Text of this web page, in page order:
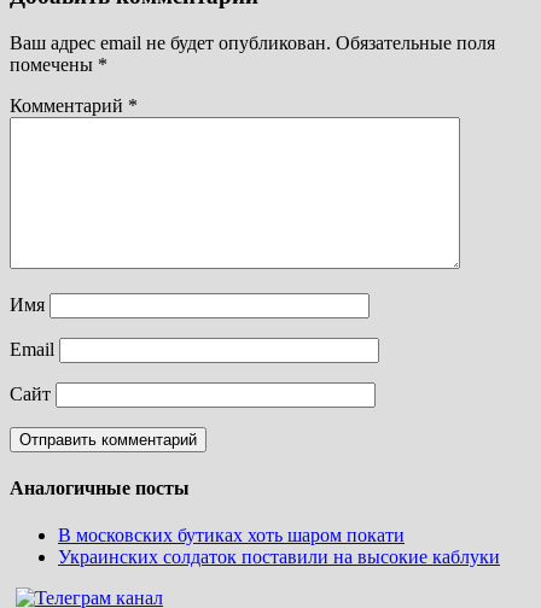
Ваш адрес email не будет опубликован. Обязательные поля
помечены *
Комментарий *
Имя
Email
Сайт
Аналогичные посты
В московских бутиках хоть шаром покати
Украинских солдаток поставили на высокие каблуки